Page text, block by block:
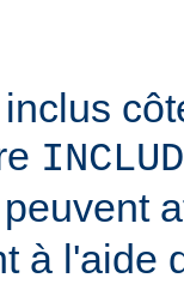
peuvent
à l'aide